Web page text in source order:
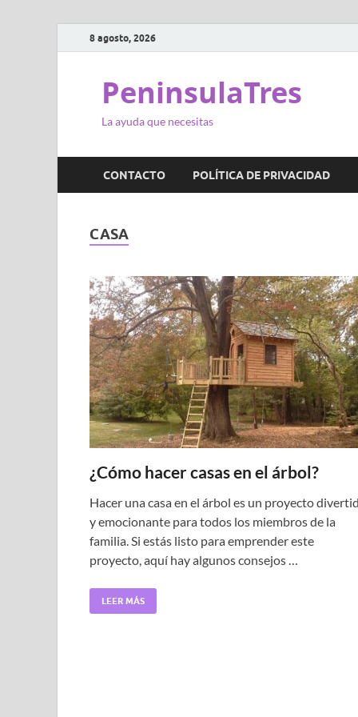
8 agosto, 2026
PeninsulaTres
La ayuda que necesitas
CONTACTO POLÍTICA DE PRIVACIDAD
CASA
¿Cómo hacer casas en el árbol?
Hacer una casa en el árbol es un proyecto
y emocionante para todos los miembros de la
familia. Si estás listo para emprender este
proyecto, aquí hay algunos consejos …
LEER MÁS